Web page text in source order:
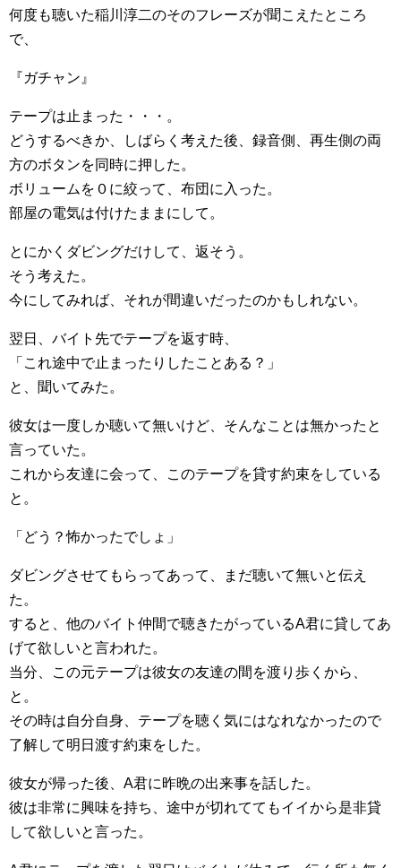
何度も聴いた稲川淳二のそのフレーズが聞こえたところ
で、
『ガチャン』
テープは止まった・・・。
どうするべきか、しばらく考えた後、録音側、再生側の両
方のボタンを同時に押した。
ボリュームを０に絞って、布団に入った。
部屋の電気は付けたままにして。
とにかくダビングだけして、返そう。
そう考えた。
今にしてみれば、それが間違いだったのかもしれない。
翌日、バイト先でテープを返す時、
「これ途中で止まったりしたことある？」
と、聞いてみた。
彼女は一度しか聴いて無いけど、そんなことは無かったと
言っていた。
これから友達に会って、このテープを貸す約束をしている
と。
「どう？怖かったでしょ」
ダビングさせてもらってあって、まだ聴いて無いと伝え
た。
すると、他のバイト仲間で聴きたがっているA君に貸してあ
げて欲しいと言われた。
当分、この元テープは彼女の友達の間を渡り歩くから、
と。
その時は自分自身、テープを聴く気にはなれなかったので
了解して明日渡す約束をした。
彼女が帰った後、A君に昨晩の出来事を話した。
彼は非常に興味を持ち、途中が切れててもイイから是非貸
して欲しいと言った。